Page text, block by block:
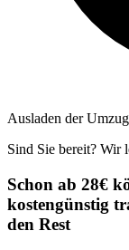
Ausladen der
Sind Sie bereit? Wir
Schon ab 28€
kostengünstig
den Rest